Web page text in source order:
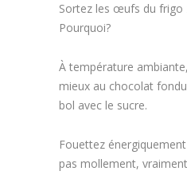
Sortez les œufs du frigo
Pourquoi?
À température
mieux au chocolat
bol avec le sucre.
Fouettez
pas mollement,